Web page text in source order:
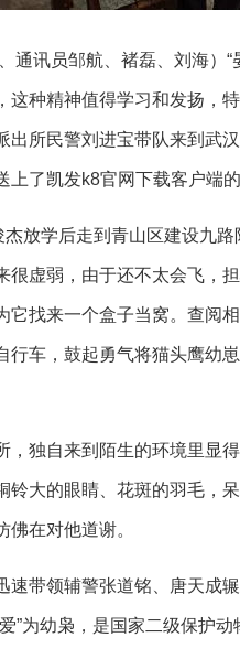
通讯员邹航、褚磊、刘海）
这种精神值得学习和发扬，
出所民警刘进宝带队来到武
上了凯发k8官网下载客户端
放学后走到青山区建设九
很虚弱，由于还不太会飞，
它找来一个盒子当窝。查阅
行车，鼓起勇气将猫头鹰幼
，独自来到陌生的环境里显
铃大的眼睛、花斑的羽毛，
在对他道谢。
速带领辅警张道铭、唐天成
”为幼枭，是国家二级保护